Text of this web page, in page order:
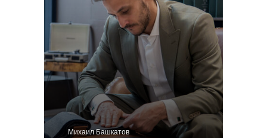
Михаил Башкатов